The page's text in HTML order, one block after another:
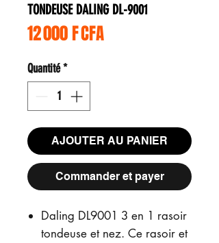
TONDEUSE DALING DL-9001
12 000 F CFAPrix
Quantité*
AJOUTER AU PANIER
Commander et payer
Daling DL9001 3 en 1 rasoir
tondeuse et nez. Ce rasoir et